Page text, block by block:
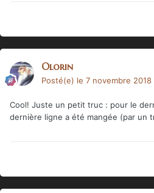
Olorin
Posté(e) le 7 novembre 2018
Cool! Juste un petit truc : pour le
dernière ligne a été mangée (par un